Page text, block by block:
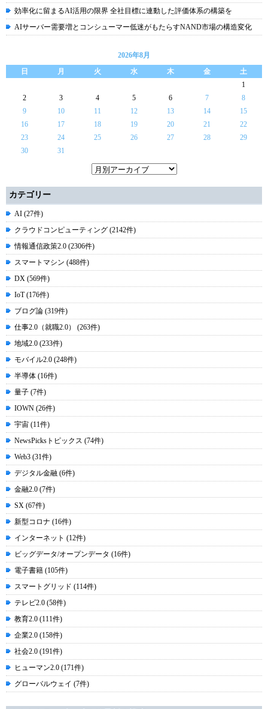
効率化に留まるAI活用の限界 全社目標に連動した評価体系の構築を
AIサーバー需要増とコンシューマー低迷がもたらすNAND市場の構造変化
2026年8月
日
月 火 水 木 金
土
1
2
3 4 5 6 7
8
9
10 11 12 13 14
15
16
17 18 19 20 21
22
23
24 25 26 27 28
29
30
31
カテゴリー
AI (27件)
クラウドコンピューティング (2142件)
情報通信政策2.0 (2306件)
スマートマシン (488件)
DX (569件)
IoT (176件)
ブログ論 (319件)
仕事2.0（就職2.0） (263件)
地域2.0 (233件)
モバイル2.0 (248件)
半導体 (16件)
量子 (7件)
IOWN (26件)
宇宙 (11件)
NewsPicksトピックス (74件)
Web3 (31件)
デジタル金融 (6件)
金融2.0 (7件)
SX (67件)
新型コロナ (16件)
インターネット (12件)
ビッグデータ/オープンデータ (16件)
電子書籍 (105件)
スマートグリッド (114件)
テレビ2.0 (58件)
教育2.0 (111件)
企業2.0 (158件)
社会2.0 (191件)
ヒューマン2.0 (171件)
グローバルウェイ (7件)